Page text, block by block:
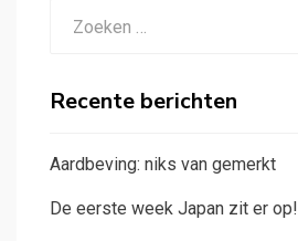
naar:
Recente berichten
Aardbeving: niks van gemerkt
De eerste week Japan zit er op!